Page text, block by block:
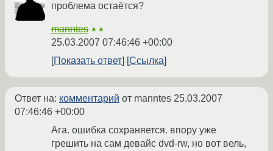
проблема остаётся?
manntes ★★
25.03.2007 07:46:46 +00:00
Показать ответ
Ссылка
Ответ на: комментарий от manntes 25.03.2007
07:46:46 +00:00
Ага. ошибка сохраняется. впору уже
грешить на сам девайс dvd-rw, но вот вель,